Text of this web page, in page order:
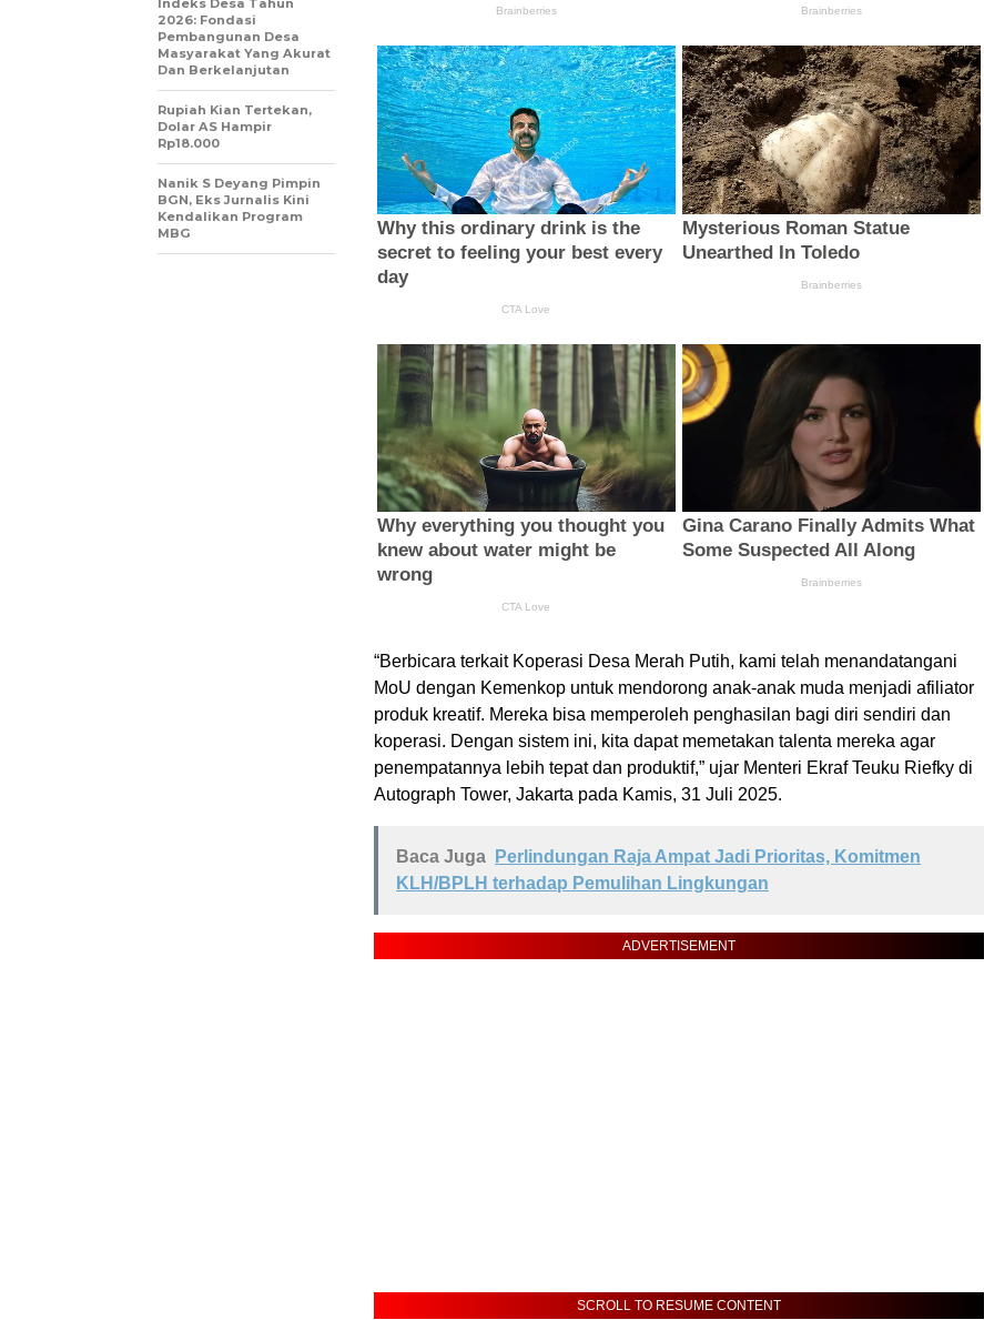
“Berbicara terkait Koperasi Desa Merah Putih, kami telah menandatangani
MoU dengan Kemenkop untuk mendorong anak-anak muda menjadi afiliator
produk kreatif. Mereka bisa memperoleh penghasilan bagi diri sendiri dan
koperasi. Dengan sistem ini, kita dapat memetakan talenta mereka agar
penempatannya lebih tepat dan produktif,” ujar Menteri Ekraf Teuku Riefky di
Autograph Tower, Jakarta pada Kamis, 31 Juli 2025.
Baca Juga
Perlindungan Raja Ampat Jadi Prioritas, Komitmen
KLH/BPLH terhadap Pemulihan Lingkungan
ADVERTISEMENT
SCROLL TO RESUME CONTENT
Indeks Desa Tahun
2026: Fondasi
Pembangunan Desa
Masyarakat Yang Akurat
Dan Berkelanjutan
Rupiah Kian Tertekan,
Dolar AS Hampir
Rp18.000
Nanik S Deyang Pimpin
BGN, Eks Jurnalis Kini
Kendalikan Program
MBG